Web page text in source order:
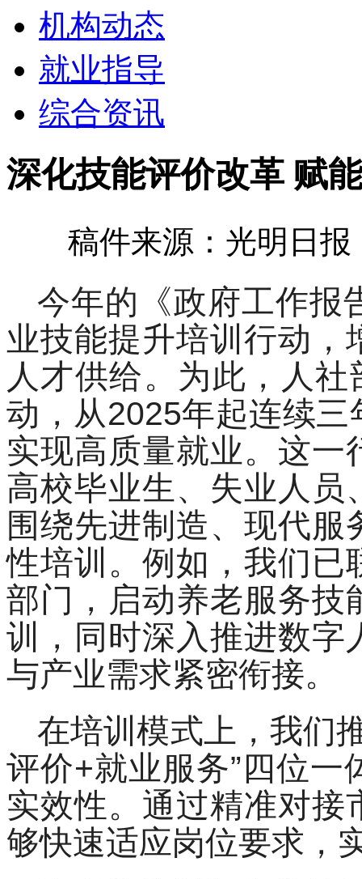
机构动态
就业指导
综合资讯
深化技能评价改革 赋
稿件来源：光明日
今年的《政府工作报
业技能提升培训行动，
人才供给。为此，人社
动，从2025年起连续
实现高质量就业。这一
高校毕业生、失业人员
围绕先进制造、现代
性培训。例如，我们已
部门，启动养老服务技
训，同时深入推进数字
与产业需求紧密衔接。
在培训模式上，我们
评价+就业服务”四位
实效性。通过精准对接
够快速适应岗位要求，